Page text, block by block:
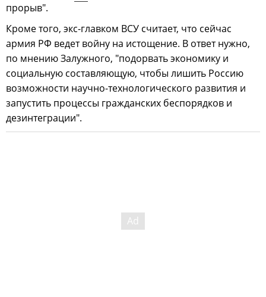
прорыв".
Кроме того, экс-главком ВСУ считает, что сейчас
армия РФ ведет войну на истощение. В ответ нужно,
по мнению Залужного, "подорвать экономику и
социальную составляющую, чтобы лишить Россию
возможности научно-технологического развития и
запустить процессы гражданских беспорядков и
дезинтеграции".